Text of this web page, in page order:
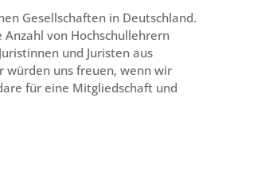
Gesellschaften in Deutschland.
von Hochschullehrern
und Juristen aus
würden uns freuen, wenn wir
für eine Mitgliedschaft und